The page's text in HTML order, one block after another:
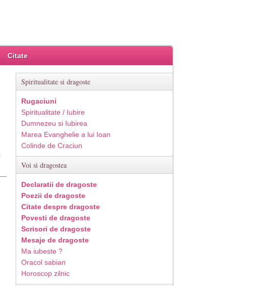
Citate
Spiritualitate si dragoste
Rugaciuni
Spiritualitate / Iubire
Dumnezeu si Iubirea
Marea Evanghelie a lui Ioan
Colinde de Craciun
Voi si dragostea
Declaratii de dragoste
Poezii de dragoste
Citate despre dragoste
Povesti de dragoste
Scrisori de dragoste
Mesaje de dragoste
Ma iubeste ?
Oracol sabian
Horoscop zilnic